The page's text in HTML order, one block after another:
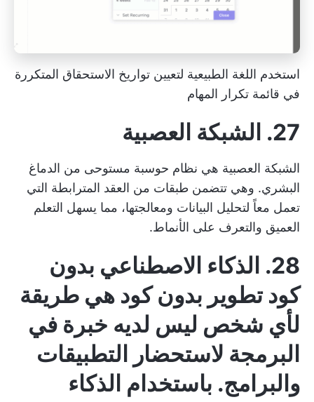
استخدم اللغة الطبيعية لتعيين تواريخ الاستحقاق المتكررة
في قائمة تكرار المهام
27. الشبكة العصبية
الشبكة العصبية هي نظام حوسبة مستوحى من الدماغ
البشري. وهي تتضمن طبقات من العقد المترابطة التي
تعمل معاً لتحليل البيانات ومعالجتها، مما يسهل التعلم
العميق والتعرف على الأنماط.
28. الذكاء الاصطناعي بدون
كودتطوير بدون كود هي طريقة
لأي شخص ليس لديه خبرة في
البرمجة لاستحضار التطبيقات
والبرامج. باستخدام الذكاء